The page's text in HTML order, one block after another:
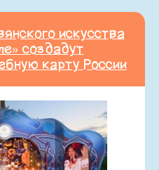
искусства
создадут
карту России